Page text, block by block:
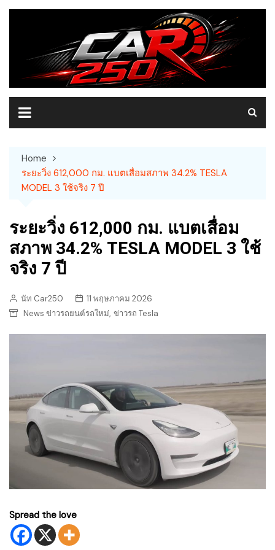
Skip
Home
ระยะวิ่ง 612,000 กม. แบตเสื่อมสภาพ 34.2% TESLA
MODEL 3 ใช้จริง 7 ปี
ระยะวิ่ง 612,000 กม. แบตเสื่อม
สภาพ 34.2% TESLA MODEL 3 ใช้
จริง 7 ปี
นัท Car250
11 พฤษภาคม 2026
News ข่าวรถยนต์รถใหม่, ข่าวรถ Tesla
Spread the love